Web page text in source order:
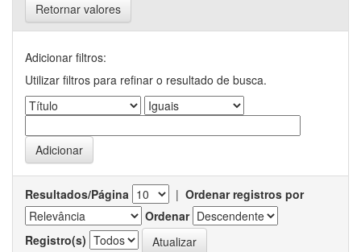
Retornar valores
Adicionar filtros:
Utilizar filtros para refinar o resultado de busca.
Resultados/Página | Ordenar registros por
Ordenar
Registro(s)